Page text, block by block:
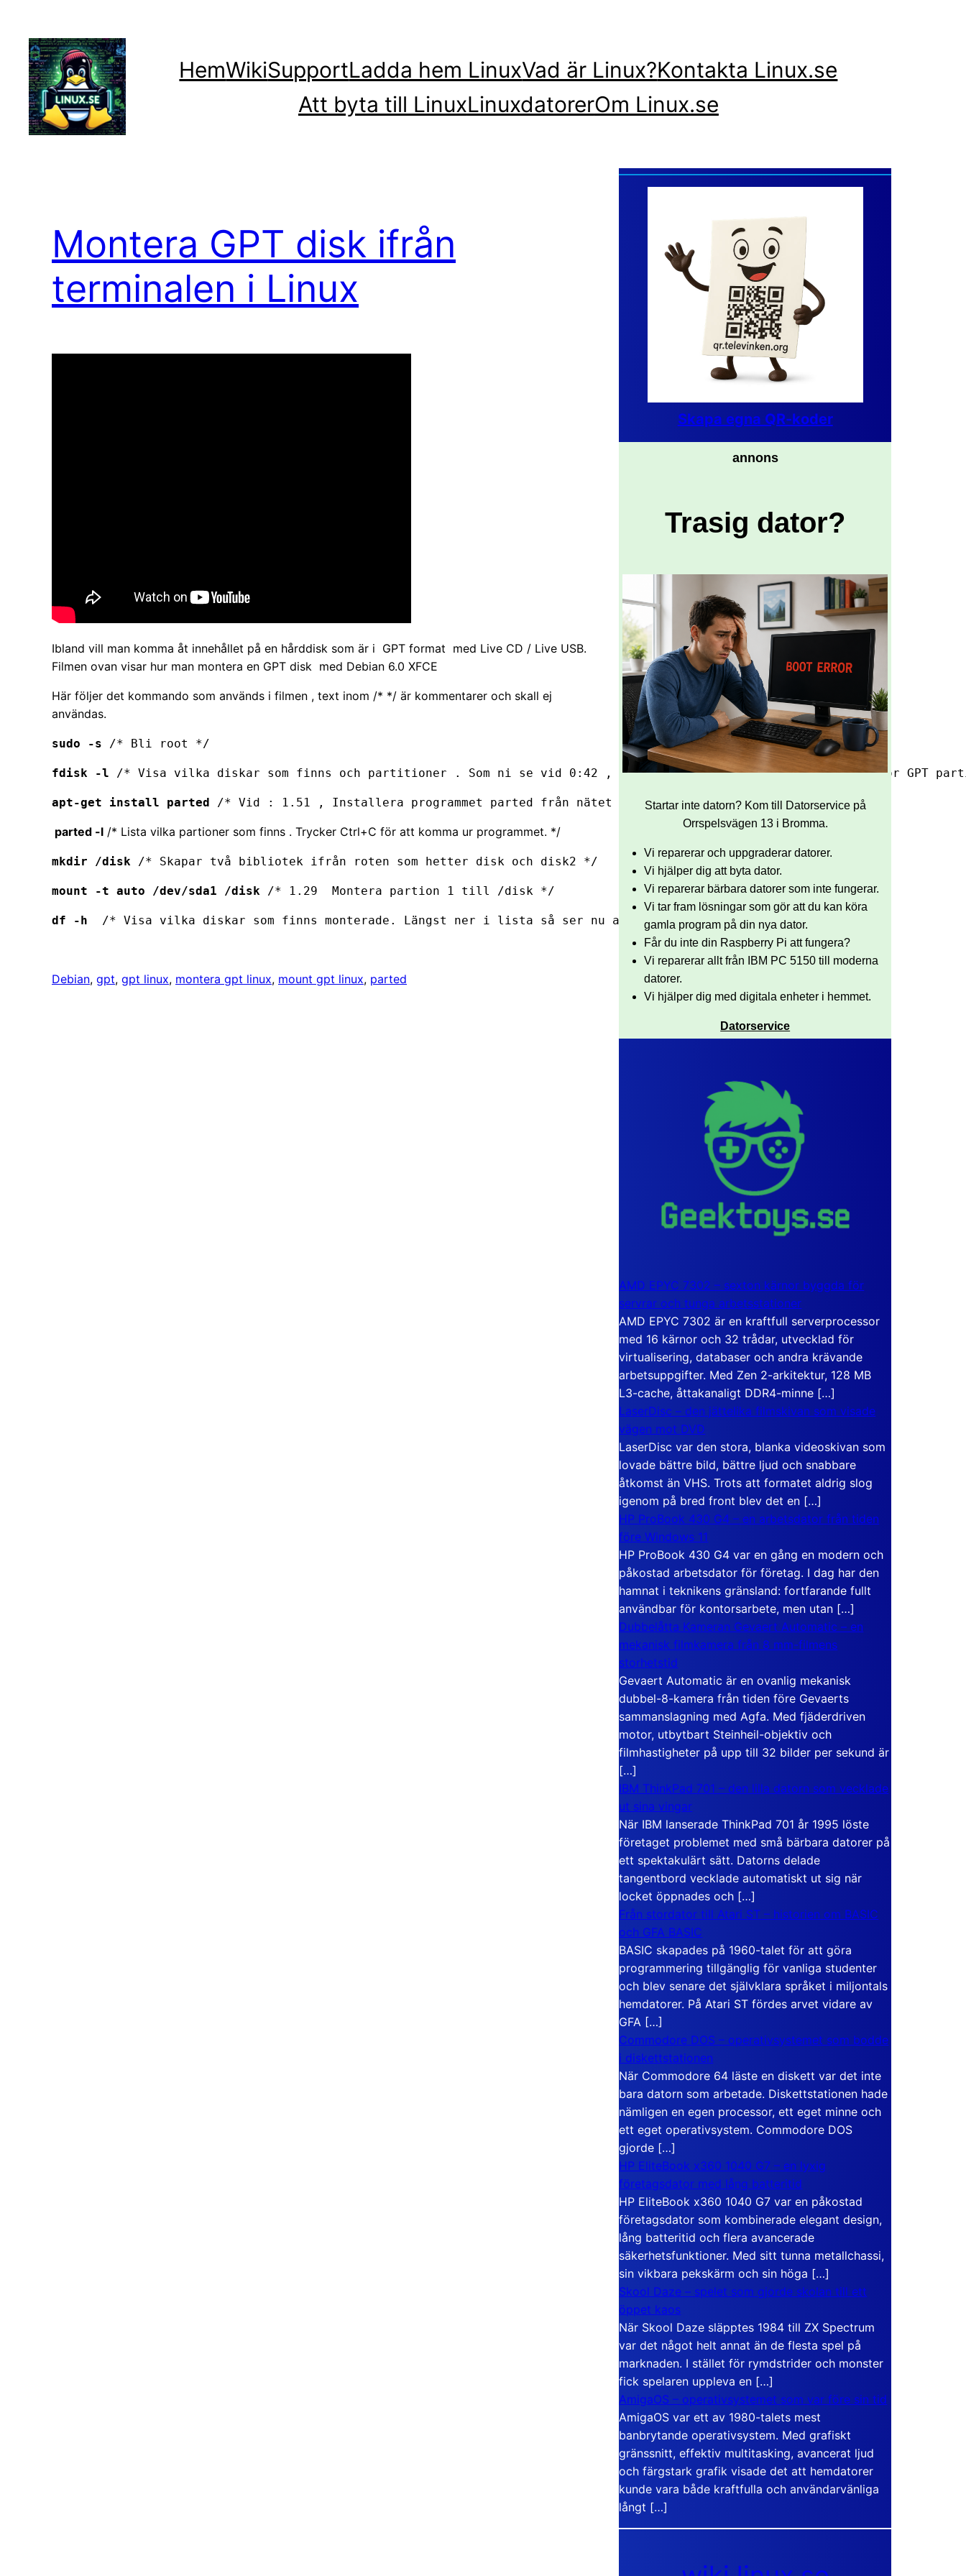
innehåll
HemWikiSupportLadda hem LinuxVad är Linux?Kontakta Linux.se
Att byta till LinuxLinuxdatorerOm Linux.se
Montera GPT disk ifrån
terminalen i Linux
Ibland vill man komma åt innehållet på en hårddisk som är i GPT format med Live CD / Live USB.
Filmen ovan visar hur man montera en GPT disk med Debian 6.0 XFCE
Här följer det kommando som används i filmen , text inom /* */ är kommentarer och skall ej
användas.
sudo -s /* Bli root */
fdisk -l /* Visa vilka diskar som finns och partitioner . Som ni se vid 0:42 , så visas bara hela disken som enda stor GPT
apt-get install parted /* Vid : 1.51 , Installera programmet parted från nätet */
parted -l /* Lista vilka partioner som finns . Trycker Ctrl+C för att komma ur programmet. */
mkdir /disk /* Skapar två bibliotek ifrån roten som hetter disk och disk2 */
mount -t auto /dev/sda1 /disk /* 1.29  Montera partion 1 till /disk */
df -h /* Visa vilka diskar som finns monterade. Längst ner i lista så ser nu att /disk och /disk2 är monterade */
Debian, gpt, gpt linux, montera gpt linux, mount gpt linux, parted
Skapa egna QR-koder
annons
Trasig dator?
Startar inte datorn? Kom till Datorservice på
Orrspelsvägen 13 i Bromma.
Vi reparerar och uppgraderar datorer.
Vi hjälper dig att byta dator.
Vi reparerar bärbara datorer som inte fungerar.
Vi tar fram lösningar som gör att du kan köra
gamla program på din nya dator.
Får du inte din Raspberry Pi att fungera?
Vi reparerar allt från IBM PC 5150 till moderna
datorer.
Vi hjälper dig med digitala enheter i hemmet.
Datorservice
AMD EPYC 7302 – sexton kärnor byggda för
servrar och tunga arbetsstationer
AMD EPYC 7302 är en kraftfull serverprocessor
med 16 kärnor och 32 trådar, utvecklad för
virtualisering, databaser och andra krävande
arbetsuppgifter. Med Zen 2-arkitektur, 128 MB
L3-cache, åttakanaligt DDR4-minne […]
LaserDisc – den jättelika filmskivan som visade
vägen mot DVD
LaserDisc var den stora, blanka videoskivan som
lovade bättre bild, bättre ljud och snabbare
åtkomst än VHS. Trots att formatet aldrig slog
igenom på bred front blev det en […]
HP ProBook 430 G4 – en arbetsdator från tiden
före Windows 11
HP ProBook 430 G4 var en gång en modern och
påkostad arbetsdator för företag. I dag har den
hamnat i teknikens gränsland: fortfarande fullt
användbar för kontorsarbete, men utan […]
Dubbelåtta Kameran Gevaert Automatic – en
mekanisk filmkamera från 8 mm-filmens
storhetstid
Gevaert Automatic är en ovanlig mekanisk
dubbel-8-kamera från tiden före Gevaerts
sammanslagning med Agfa. Med fjäderdriven
motor, utbytbart Steinheil-objektiv och
filmhastigheter på upp till 32 bilder per sekund är
[…]
IBM ThinkPad 701 – den lilla datorn som vecklade
ut sina vingar
När IBM lanserade ThinkPad 701 år 1995 löste
företaget problemet med små bärbara datorer på
ett spektakulärt sätt. Datorns delade
tangentbord vecklade automatiskt ut sig när
locket öppnades och […]
Från stordator till Atari ST – historien om BASIC
och GFA BASIC
BASIC skapades på 1960-talet för att göra
programmering tillgänglig för vanliga studenter
och blev senare det självklara språket i miljontals
hemdatorer. På Atari ST fördes arvet vidare av
GFA […]
Commodore DOS – operativsystemet som bodde
i diskettstationen
När Commodore 64 läste en diskett var det inte
bara datorn som arbetade. Diskettstationen hade
nämligen en egen processor, ett eget minne och
ett eget operativsystem. Commodore DOS
gjorde […]
HP EliteBook x360 1040 G7 – en lyxig
företagsdator med lång batteritid
HP EliteBook x360 1040 G7 var en påkostad
företagsdator som kombinerade elegant design,
lång batteritid och flera avancerade
säkerhetsfunktioner. Med sitt tunna metallchassi,
sin vikbara pekskärm och sin höga […]
Skool Daze – spelet som gjorde skolan till ett
öppet kaos
När Skool Daze släpptes 1984 till ZX Spectrum
var det något helt annat än de flesta spel på
marknaden. I stället för rymdstrider och monster
fick spelaren uppleva en […]
AmigaOS – operativsystemet som var före sin tid
AmigaOS var ett av 1980-talets mest
banbrytande operativsystem. Med grafiskt
gränssnitt, effektiv multitasking, avancerat ljud
och färgstark grafik visade det att hemdatorer
kunde vara både kraftfulla och användarvänliga
långt […]